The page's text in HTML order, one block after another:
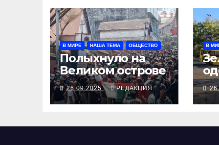
В МИРЕ НАША ТЕМА ОБЩЕСТВО
Полыхнуло на
Великом острове
26.09.2025 РЕДАКЦИЯ
В